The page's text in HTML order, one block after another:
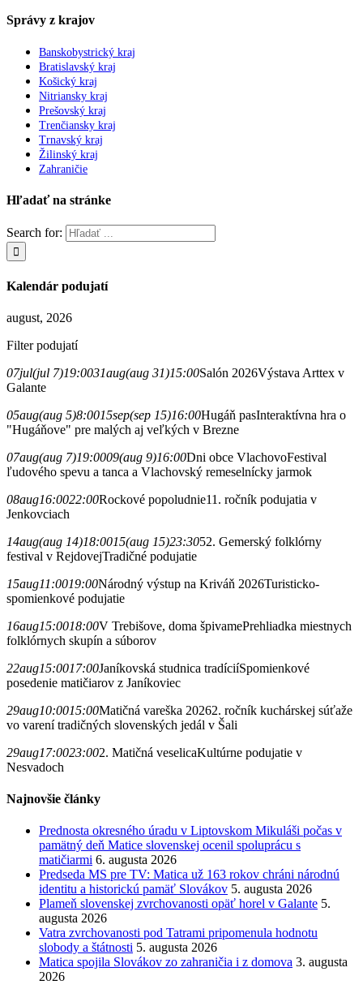
Správy z krajov
Banskobystrický kraj
Bratislavský kraj
Košický kraj
Nitriansky kraj
Prešovský kraj
Trenčiansky kraj
Trnavský kraj
Žilinský kraj
Zahraničie
Hľadať na stránke
Search for:
Kalendár podujatí
august, 2026
Filter podujatí
07jul(jul 7)19:0031aug(aug 31)15:00Salón 2026Výstava Arttex v
Galante
05aug(aug 5)8:0015sep(sep 15)16:00Hugáň pasInteraktívna hra o
"Hugáňove" pre malých aj veľkých v Brezne
07aug(aug 7)19:0009(aug 9)16:00Dni obce VlachovoFestival
ľudového spevu a tanca a Vlachovský remeselnícky jarmok
08aug16:0022:00Rockové popoludnie11. ročník podujatia v
Jenkovciach
14aug(aug 14)18:0015(aug 15)23:3052. Gemerský folklórny
festival v RejdovejTradičné podujatie
15aug11:0019:00Národný výstup na Kriváň 2026Turisticko-
spomienkové podujatie
16aug15:0018:00V Trebišove, doma špivamePrehliadka miestnych
folklórnych skupín a súborov
22aug15:0017:00Janíkovská studnica tradíciíSpomienkové
posedenie matičiarov z Janíkoviec
29aug10:0015:00Matičná vareška 20262. ročník kuchárskej súťaže
vo varení tradičných slovenských jedál v Šali
29aug17:0023:002. Matičná veselicaKultúrne podujatie v
Nesvadoch
Najnovšie články
Prednosta okresného úradu v Liptovskom Mikuláši počas v
pamätný deň Matice slovenskej ocenil spoluprácu s
matičiarmi 6. augusta 2026
Predseda MS pre TV: Matica už 163 rokov chráni národnú
identitu a historickú pamäť Slovákov 5. augusta 2026
Plameň slovenskej zvrchovanosti opäť horel v Galante 5.
augusta 2026
Vatra zvrchovanosti pod Tatrami pripomenula hodnotu
slobody a štátnosti 5. augusta 2026
Matica spojila Slovákov zo zahraničia i z domova 3. augusta
2026